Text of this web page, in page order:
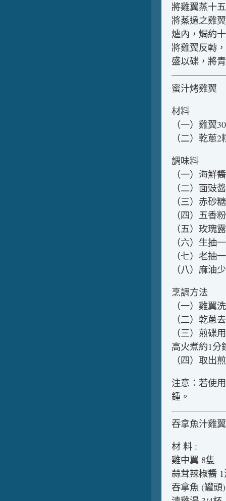
將雞翼蒸十
將蒸過之雞
爐內，焗約
將雞翼反轉
盛以碟，將
蜜汁烤雞翼
材料
（一）雞翼
（二）乾蔥2
調味料
（一）海鮮
（二）面豉
（三）赤砂
（四）五香
（五）玫瑰
（六）生抽
（七）老抽
（八）麻油
烹調方法
（一）雞翼
（二）乾蔥
（三）煎碟
高火煮約1分
（四）取出
注意：若使
鍾。
吞拿魚汁雞翼
材 料 :
雞中翼 8隻
蒜茸辣椒醬
吞拿魚 (罐頭